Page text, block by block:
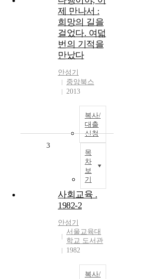
제 만나서 :
희망의 길을
걸었다. 여덟
번의 기적을
만났다
안성기
중앙북스
2013
복사/
대출
신청
목
차
보
기
3
사회교육 .
1982-2
안성기
서울교육대
학교 도서관
1982
복사/